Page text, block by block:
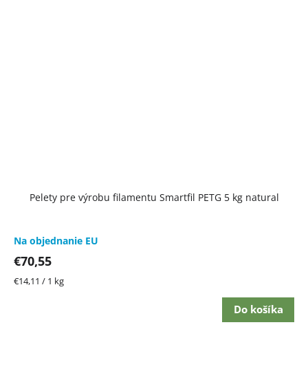
Pelety pre výrobu filamentu Smartfil PETG 5 kg natural
Na objednanie EU
€70,55
Jednotková
€14,11 / 1 kg
Do košíka